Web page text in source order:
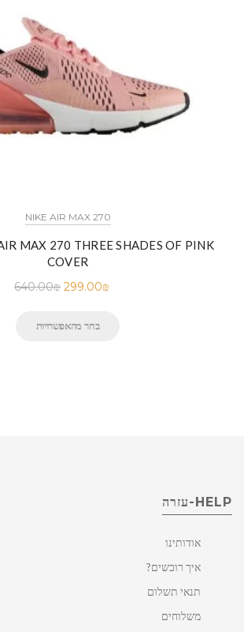
NIKE AIR MAX 270
COVER
640.00₪ 299.00₪
בחר מהאפשרויות
HELP-עזרה
אודותינו
איך רוכשים?
תנאי תשלום
משלוחים